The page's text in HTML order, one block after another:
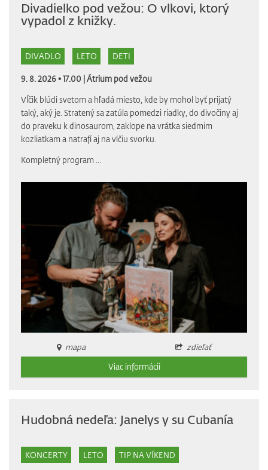
Divadielko pod vežou: O vlkovi, ktorý
vypadol z knižky.
DIVADLO LETO DETI
9. 8. 2026 • 17.00 |Átrium pod vežou
Vĺčik blúdi svetom a hľadá miesto, kde by mohol byť prijatý
taký, aký je. Stratený sa zatúla pomedzi riadky, do divočiny aj
do praveku k dinosaurom, zaklope na vrátka siedmim
kozliatkam a natrafí aj na vlčiu svorku.
Kompletný program
mapa
zdieľať
Viac informácii
Hudobná nedeľa: Janelys y su Cubanía
KONCERTY LETO TIP NA VÍKEND